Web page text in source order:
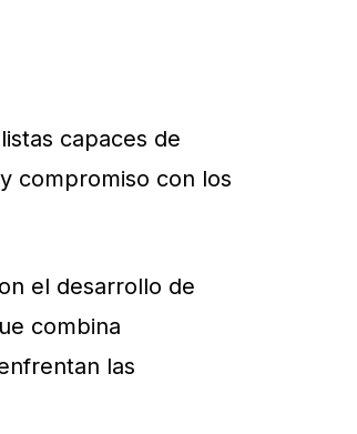
capaces de
compromiso con los
el desarrollo de
combina
las